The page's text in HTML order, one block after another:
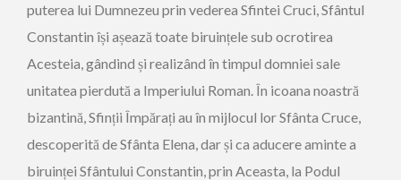
puterea lui Dumnezeu prin vederea Sfintei Cruci, Sfântul
Constantin își așează toate biruințele sub ocrotirea
Acesteia, gândind și realizând în timpul domniei sale
unitatea pierdută a Imperiului Roman. În icoana noastră
bizantină, Sfinții Împărați au în mijlocul lor Sfânta Cruce,
descoperită de Sfânta Elena, dar și ca aducere aminte a
biruinței Sfântului Constantin, prin Aceasta, la Podul